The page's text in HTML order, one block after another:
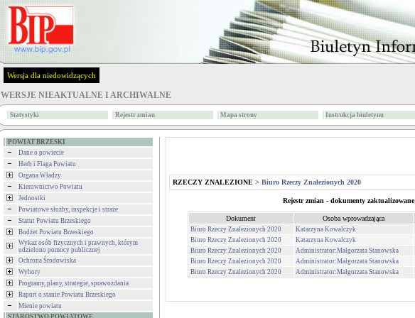
Wersja dla niedowidzących
WERSJE NIEAKTUALNE I ARCHIWALNE
Statystyki Rejestr zmian Mapa strony Instrukcja biuletynu
POWIAT BRZESKI
Dane o powiecie
Herb i Flaga Powiatu
Organa Władzy
Kierownictwo Powiatu
Jednostki
Powiatowe służby, inspekcje i straże
Statut Powiatu Brzeskiego
Budżet Powiatu Brzeskiego
Wykaz osób fizycznych i prawnych, którym
udzielono pomocy publicznej
Ochrona Środowiska
Wybory
Programy, plany, strategie, sprawozdania
Raport o stanie Powiatu Brzeskiego
Mienie powiatu
STAROSTWO POWIATOWE
RZECZY ZNALEZIONE > Biuro Rzeczy Znalezionych 2020
Rejestr zmian - dokumenty zaktualizowane
Dokument Osoba wprowadzająca
Biuro Rzeczy Znalezionych 2020 Katarzyna Kowalczyk
Biuro Rzeczy Znalezionych 2020
Katarzyna Kowalczyk
Biuro Rzeczy Znalezionych 2020
Administrator:Małgorzata Stanowska
Biuro Rzeczy Znalezionych 2020
Administrator:Małgorzata Stanowska
Biuro Rzeczy Znalezionych 2020
Administrator:Małgorzata Stanowska